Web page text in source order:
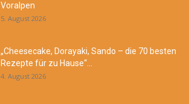
Voralpen
5. August 2026
„Cheesecake, Dorayaki, Sando – die 70 besten
Rezepte für zu Hause“...
4. August 2026